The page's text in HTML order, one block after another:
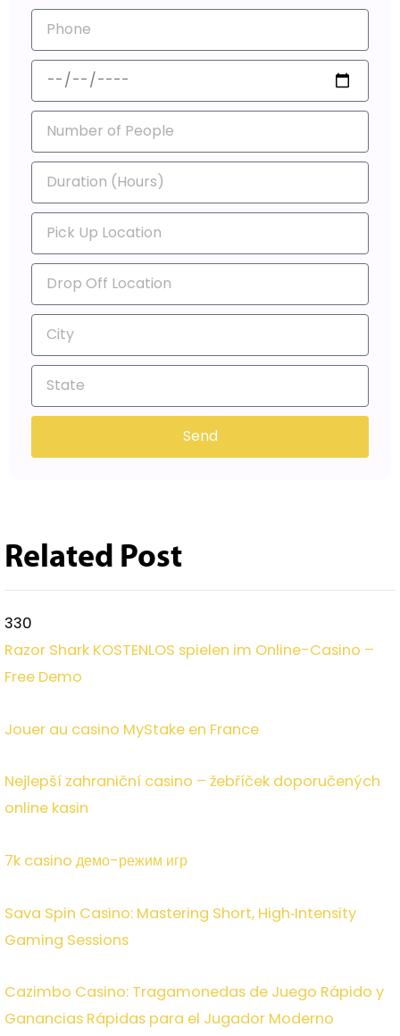
Send
Related Post
330
Razor Shark KOSTENLOS spielen im Online-Casino –
Free Demo
Jouer au casino MyStake en France
Nejlepší zahraniční casino – žebříček doporučených
online kasin
7k casino демо-режим игр
Sava Spin Casino: Mastering Short, High‑Intensity
Gaming Sessions
Cazimbo Casino: Tragamonedas de Juego Rápido y
Ganancias Rápidas para el Jugador Moderno